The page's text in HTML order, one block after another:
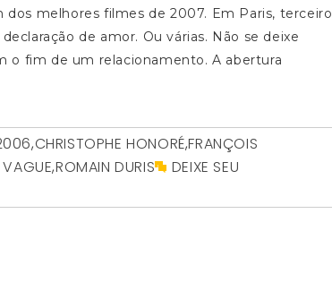
melhores filmes de 2007. Em Paris, terceiro
de amor. Ou várias. Não se deixe
o fim de um relacionamento. A abertura
,CHRISTOPHE HONORÉ,FRANÇOIS
VAGUE,ROMAIN DURIS
DEIXE SEU